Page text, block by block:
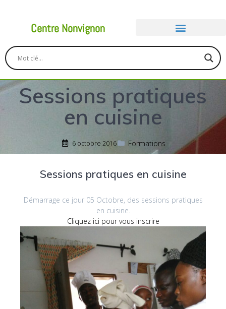
Centre Nonvignon
Sessions pratiques
en cuisine
6 octobre 2016 Formations
Sessions pratiques en cuisine
Démarrage ce jour 05 Octobre, des sessions pratiques
en cuisine.
Cliquez ici pour vous inscrire